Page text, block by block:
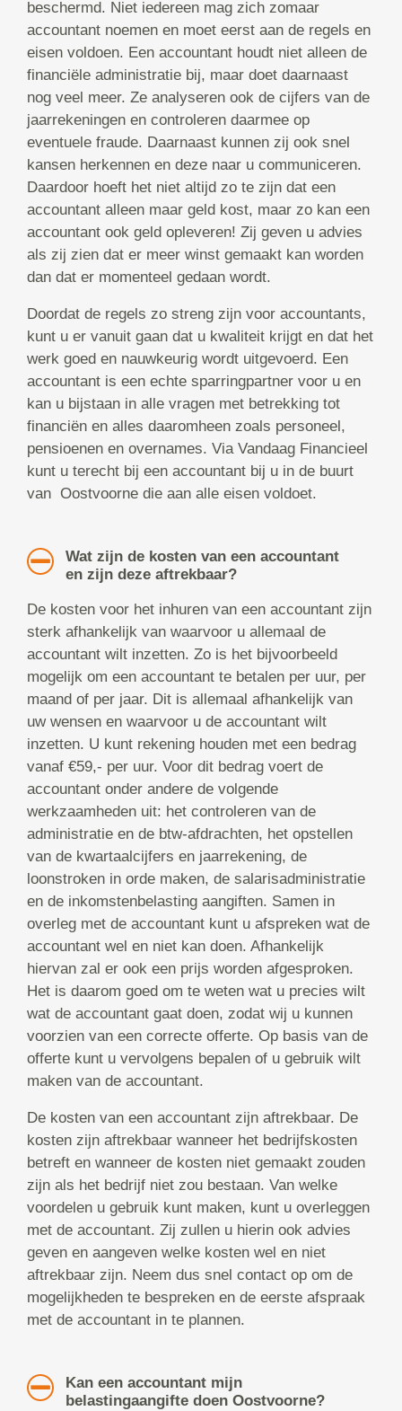
beschermd. Niet iedereen mag zich zomaar
accountant noemen en moet eerst aan de regels en
eisen voldoen. Een accountant houdt niet alleen de
financiële administratie bij, maar doet daarnaast
nog veel meer. Ze analyseren ook de cijfers van de
jaarrekeningen en controleren daarmee op
eventuele fraude. Daarnaast kunnen zij ook snel
kansen herkennen en deze naar u communiceren.
Daardoor hoeft het niet altijd zo te zijn dat een
accountant alleen maar geld kost, maar zo kan een
accountant ook geld opleveren! Zij geven u advies
als zij zien dat er meer winst gemaakt kan worden
dan dat er momenteel gedaan wordt.
Doordat de regels zo streng zijn voor accountants,
kunt u er vanuit gaan dat u kwaliteit krijgt en dat het
werk goed en nauwkeurig wordt uitgevoerd. Een
accountant is een echte sparringpartner voor u en
kan u bijstaan in alle vragen met betrekking tot
financiën en alles daaromheen zoals personeel,
pensioenen en overnames. Via Vandaag Financieel
kunt u terecht bij een accountant bij u in de buurt
van Oostvoorne die aan alle eisen voldoet.
Wat zijn de kosten van een accountant
en zijn deze aftrekbaar?
De kosten voor het inhuren van een accountant zijn
sterk afhankelijk van waarvoor u allemaal de
accountant wilt inzetten. Zo is het bijvoorbeeld
mogelijk om een accountant te betalen per uur, per
maand of per jaar. Dit is allemaal afhankelijk van
uw wensen en waarvoor u de accountant wilt
inzetten. U kunt rekening houden met een bedrag
vanaf €59,- per uur. Voor dit bedrag voert de
accountant onder andere de volgende
werkzaamheden uit: het controleren van de
administratie en de btw-afdrachten, het opstellen
van de kwartaalcijfers en jaarrekening, de
loonstroken in orde maken, de salarisadministratie
en de inkomstenbelasting aangiften. Samen in
overleg met de accountant kunt u afspreken wat de
accountant wel en niet kan doen. Afhankelijk
hiervan zal er ook een prijs worden afgesproken.
Het is daarom goed om te weten wat u precies wilt
wat de accountant gaat doen, zodat wij u kunnen
voorzien van een correcte offerte. Op basis van de
offerte kunt u vervolgens bepalen of u gebruik wilt
maken van de accountant.
De kosten van een accountant zijn aftrekbaar. De
kosten zijn aftrekbaar wanneer het bedrijfskosten
betreft en wanneer de kosten niet gemaakt zouden
zijn als het bedrijf niet zou bestaan. Van welke
voordelen u gebruik kunt maken, kunt u overleggen
met de accountant. Zij zullen u hierin ook advies
geven en aangeven welke kosten wel en niet
aftrekbaar zijn. Neem dus snel contact op om de
mogelijkheden te bespreken en de eerste afspraak
met de accountant in te plannen.
Kan een accountant mijn
belastingaangifte doen Oostvoorne?